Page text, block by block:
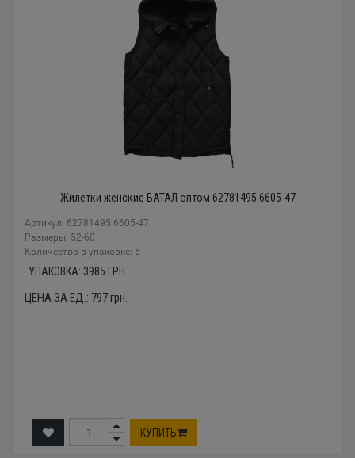
Жилетки женские БАТАЛ оптом 62781495 6605-47
Артикул: 62781495 6605-47
Размеры: 52-60
Количество в упаковке: 5
УПАКОВКА: 3985 ГРН.
ЦЕНА ЗА ЕД.: 797грн.
КУПИТЬ